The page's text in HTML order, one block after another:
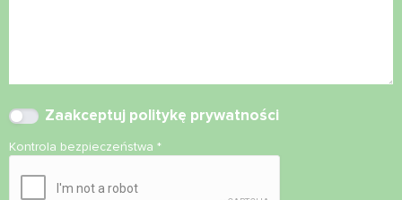
Zaakceptuj politykę prywatności
Kontrola bezpieczeństwa *